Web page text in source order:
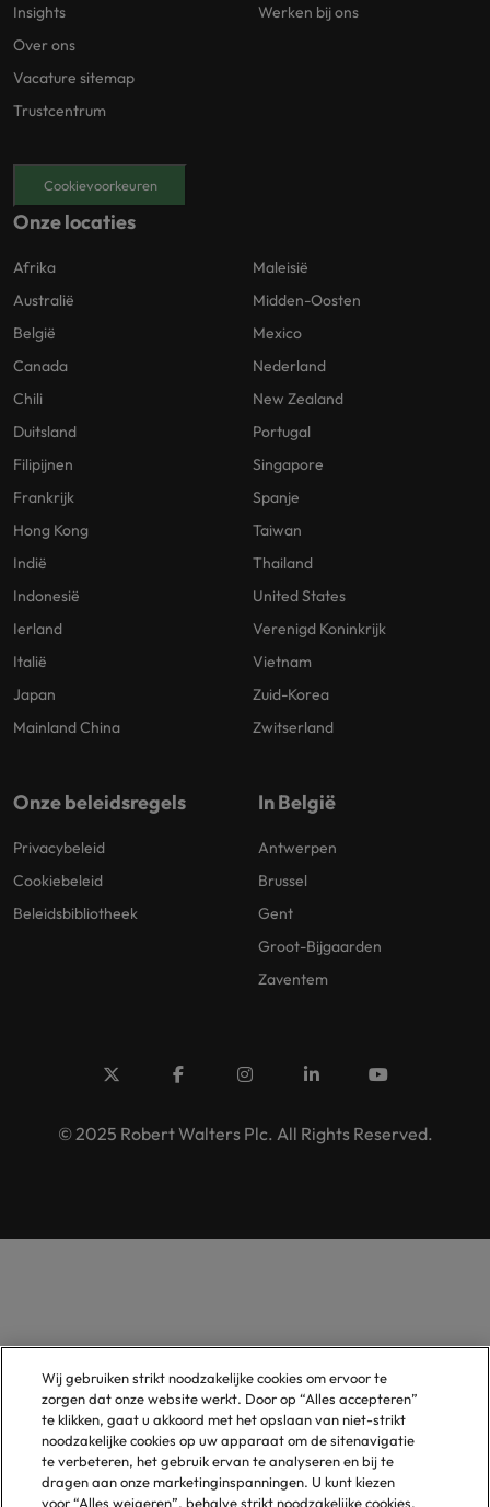
Insights
Over ons
Vacature sitemap
Trustcentrum
Werken bij ons
Cookievoorkeuren
Onze locaties
Afrika
Australië
België
Canada
Chili
Duitsland
Filipijnen
Frankrijk
Hong Kong
Indië
Indonesië
Ierland
Italië
Japan
Mainland China
Maleisië
Midden-Oosten
Mexico
Nederland
New Zealand
Portugal
Singapore
Spanje
Taiwan
Thailand
United States
Verenigd Koninkrijk
Vietnam
Zuid-Korea
Zwitserland
Onze beleidsregels
Privacybeleid
Cookiebeleid
Beleidsbibliotheek
In België
Antwerpen
Brussel
Gent
Groot-Bijgaarden
Zaventem
© 2025 Robert Walters Plc. All Rights Reserved.
Wij gebruiken strikt noodzakelijke cookies om ervoor te
zorgen dat onze website werkt. Door op “Alles accepteren”
te klikken, gaat u akkoord met het opslaan van niet-strikt
noodzakelijke cookies op uw apparaat om de sitenavigatie
te verbeteren, het gebruik ervan te analyseren en bij te
dragen aan onze marketinginspanningen. U kunt kiezen
voor “Alles weigeren”, behalve strikt noodzakelijke cookies,